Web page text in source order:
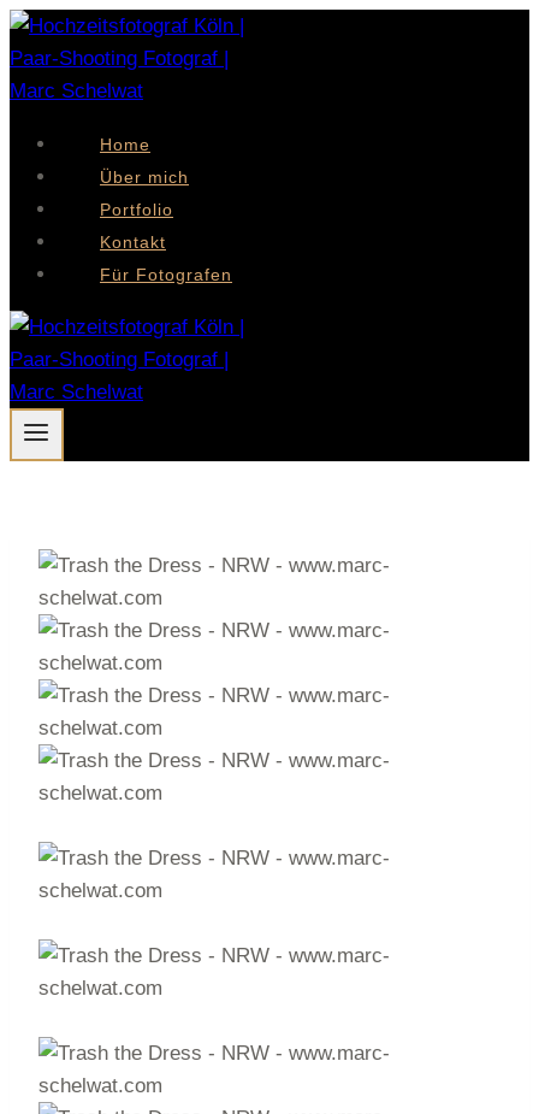
Zum
Inhalt
springen
Home
Über mich
Portfolio
Kontakt
Für Fotografen